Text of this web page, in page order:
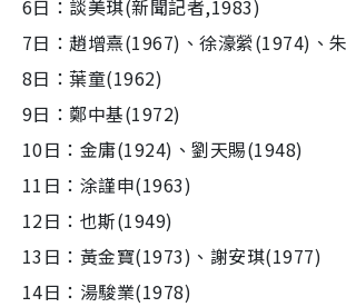
6日：談美琪(新聞記者,1983)
7日：趙增熹(1967)、徐濠縈(1974)、
8日：葉童(1962)
9日：鄭中基(1972)
10日：金庸(1924)、劉天賜(1948)
11日：涂謹申(1963)
12日：也斯(1949)
13日：黃金寶(1973)、謝安琪(1977)
14日：湯駿業(1978)